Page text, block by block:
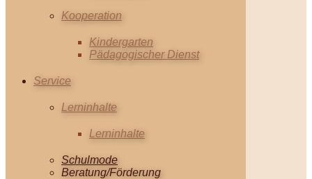
Kooperation
Kindergarten
Pädagogischer Dienst
Service
Lerninhalte
Lerninhalte
Schulmode
Beratung/Förderung